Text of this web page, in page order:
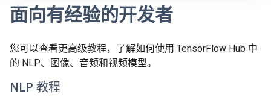
面向有经验的开发者
您可以查看更高级教程，了解如何使用 TensorFlow Hub 中
的 NLP、图像、音频和视频模型。
NLP 教程